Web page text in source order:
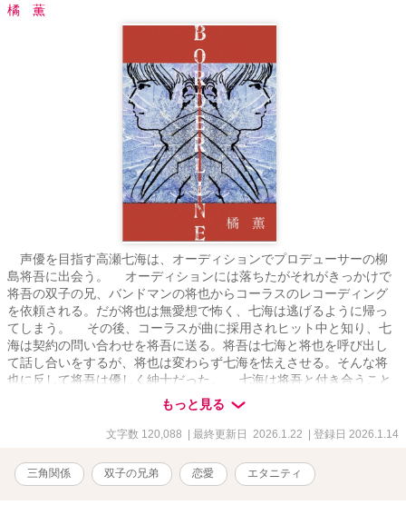
橘 薫
声優を目指す高瀬七海は、オーディションでプロデューサーの柳
島将吾に出会う。 オーディションには落ちたがそれがきっかけで
将吾の双子の兄、バンドマンの将也からコーラスのレコーディング
を依頼される。だが将也は無愛想で怖く、七海は逃げるように帰っ
てしまう。 その後、コーラスが曲に採用されヒット中と知り、七
海は契約の問い合わせを将吾に送る。将吾は七海と将也を呼び出し
て話し合いをするが、将也は変わらず七海を怯えさせる。そんな将
也に反して将吾は優しく紳士だった。 七海は将吾と付き合うこと
になり、二人は同棲する。だが同棲初日に将也が新居に転がり込
む。七海は将也と顔を合わせないようにしていたが、将吾に誘われ
将也のライブに行く。 ライブ終わり、七海は将也が赤いショート
熱を出し、家のトイレで嘔吐し倒れてしまう。タイミングよく帰っ
てきた将也に介抱され、将也が本当は優しいことを知る。 将也の
もっと見る
文字数 120,088 | 最終更新日 2026.1.22 | 登録日 2026.1.14
三角関係 双子の兄弟 恋愛 エタニティ